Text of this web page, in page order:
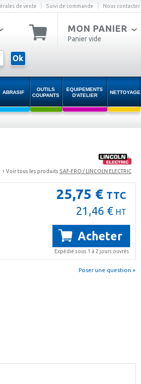
de vente Suivi de commande Nous contacter
MON PANIER
Panier vide
Ok
ABRASIF
OUTILS
COUPANTS
EQUIPEMENTS
D'ATELIER
NETTOYAGE
› Voir tous les produits SAF-FRO / LINCOLN ELECTRIC
25,75 € TTC
21,46 € HT
Acheter
Expédié sous 1 à 2 jours ouvrés
Poser une question »